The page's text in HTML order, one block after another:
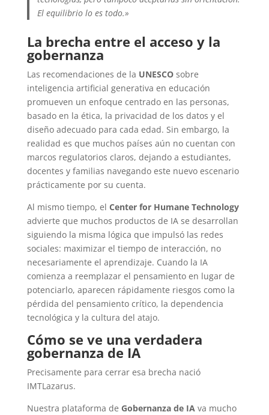
El equilibrio lo es todo.»
La brecha entre el acceso y la
gobernanza
Las recomendaciones de la UNESCOsobre
inteligencia artificial generativa en educación
promueven un enfoque centrado en las personas,
basado en la ética, la privacidad de los datos y el
diseño adecuado para cada edad. Sin embargo, la
realidad es que muchos países aún no cuentan con
marcos regulatorios claros, dejando a estudiantes,
docentes y familias navegando este nuevo escenario
prácticamente por su cuenta.
Al mismo tiempo, el Center for Humane Technology
advierte que muchos productos de IA se desarrollan
siguiendo la misma lógica que impulsó las redes
sociales: maximizar el tiempo de interacción, no
necesariamente el aprendizaje. Cuando la IA
comienza a reemplazar el pensamiento en lugar de
potenciarlo, aparecen rápidamente riesgos como la
pérdida del pensamiento crítico, la dependencia
tecnológica y la cultura del atajo.
Cómo se ve una verdadera
gobernanza de IA
Precisamente para cerrar esa brecha nació
IMTLazarus.
Nuestra plataforma de Gobernanza de IA va mucho